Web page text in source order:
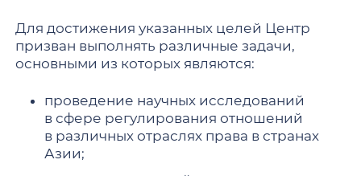
Для достижения указанных целей Центр
призван выполнять различные задачи,
основными из которых являются:
проведение научных исследований
в сфере регулирования отношений
в различных отраслях права в странах
Азии;